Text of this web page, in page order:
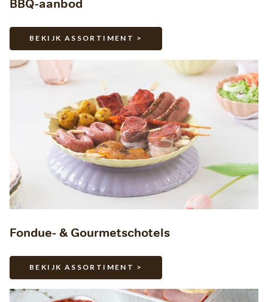
BBQ-aanbod
BEKIJK ASSORTIMENT >
Fondue- & Gourmetschotels
BEKIJK ASSORTIMENT >